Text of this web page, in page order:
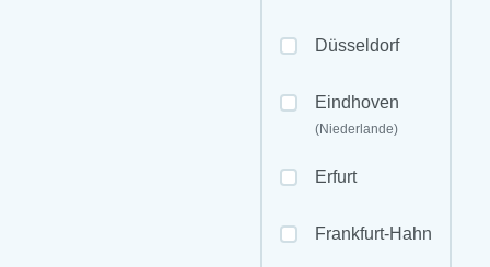
Düsseldorf
Eindhoven
(Niederlande)
Erfurt
Frankfurt-Hahn